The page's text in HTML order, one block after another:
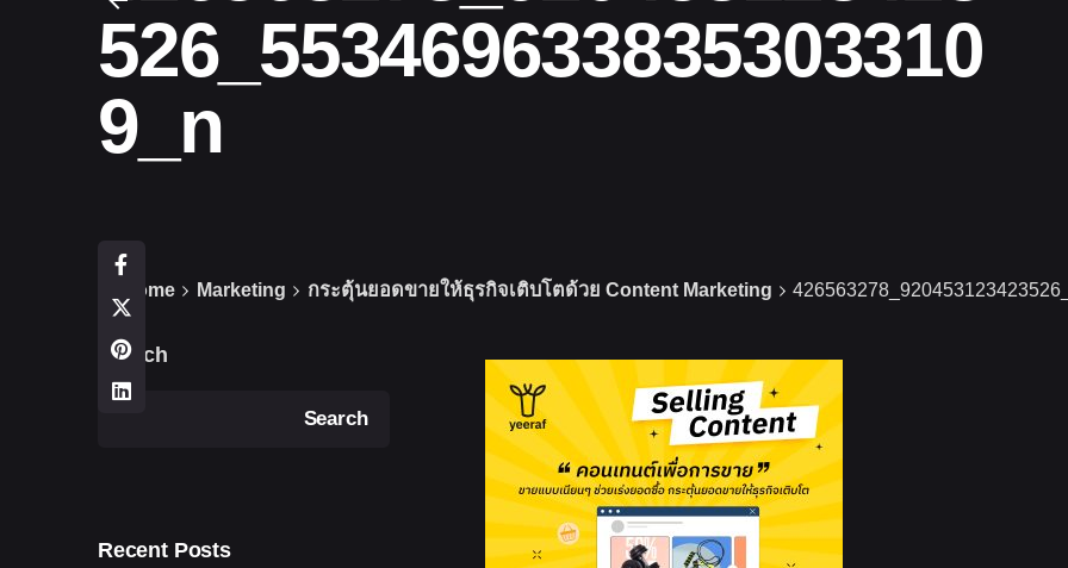
526_553469633835303310
9_n
Home Marketing กระตุ้นยอดขายให้ธุรกิจเติบโตด้วย Content Marketing
Search
Search
Recent Posts